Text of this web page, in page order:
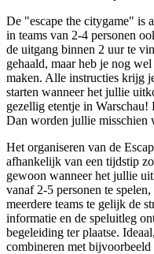
De "escape the citygame" is
in teams van 2-4 personen
de uitgang binnen 2 uur te
gehaald, maar heb je nog
maken. Alle instructies krijg
starten wanneer het jullie
gezellig etentje in
Dan worden jullie misschien
Het organiseren van de
afhankelijk van een tijdstip
gewoon wanneer het jullie
vanaf 2-5 personen te
meerdere teams te gelijk de
informatie en de speluitleg
begeleiding ter plaatse.
combineren met bijvoorbeeld